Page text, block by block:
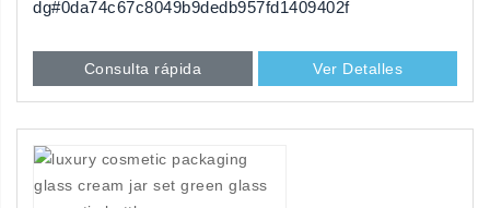
dg#0da74c67c8049b9dedb957fd1409402f
Consulta rápida Ver Detalles